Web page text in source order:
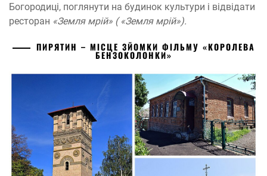
Богородиці, поглянути на будинок культури і відвідати
ресторан «Земля мрій» ( «Земля мрій»).
ПИРЯТИН – МІСЦЕ ЗЙОМКИ ФІЛЬМУ «КОРОЛЕВА
БЕНЗОКОЛОНКИ»